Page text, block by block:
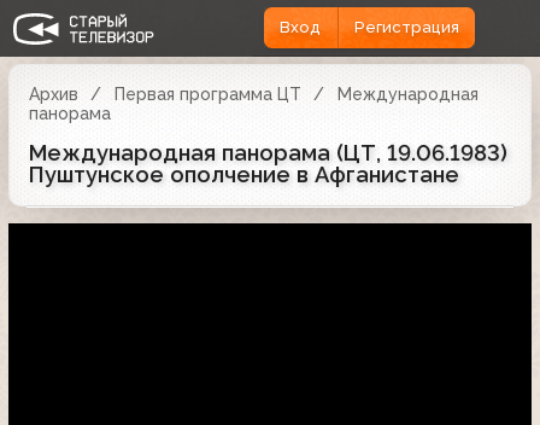
Вход Регистрация
Архив Первая программа ЦТ
Международная
панорама
Международная панорама (ЦТ, 19.06.1983)
Пуштунское ополчение в Афганистане